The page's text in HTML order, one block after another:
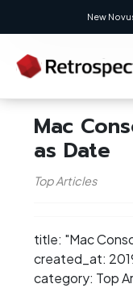
New
Mac
as Date
Top Articles
title: "Mac
created_at:
category: Top